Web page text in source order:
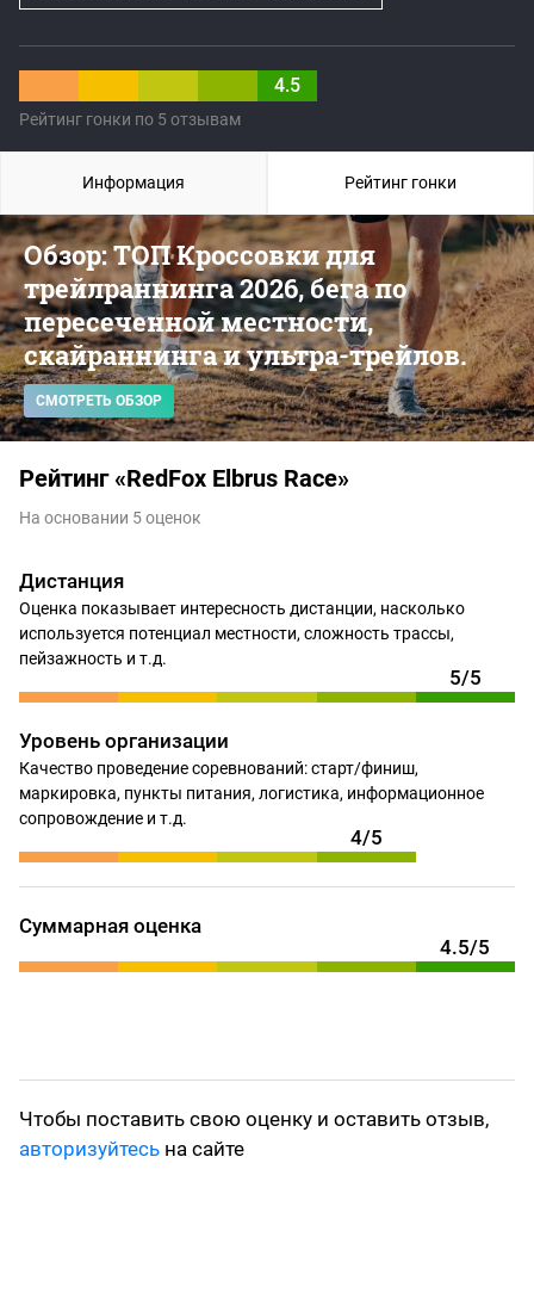
4.5
Рейтинг гонки по 5 отзывам
Обзор: ТОП Кроссовки для
трейлраннинга 2026, бега по
пересеченной местности,
скайраннинга и ультра-трейлов.
СМОТРЕТЬ ОБЗОР
Рейтинг «RedFox Elbrus Race»
На основании 5 оценок
Дистанция
Оценка показывает интересность дистанции, насколько
используется потенциал местности, сложность трассы,
пейзажность и т.д.
5/5
Уровень организации
Качество проведение соревнований: старт/финиш,
маркировка, пункты питания, логистика, информационное
сопровождение и т.д.
4/5
Суммарная оценка
4.5/5
Чтобы поставить свою оценку и оставить отзыв,
авторизуйтесь на сайте
Информация Рейтинг гонки